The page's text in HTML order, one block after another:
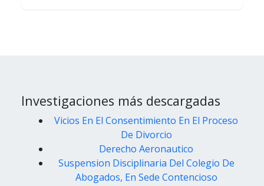
Investigaciones más descargadas
Vicios En El Consentimiento En El Proceso
De Divorcio
Derecho Aeronautico
Suspension Disciplinaria Del Colegio De
Abogados, En Sede Contencioso